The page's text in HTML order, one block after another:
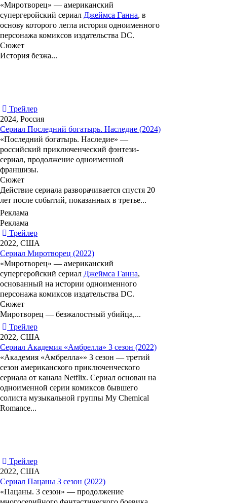
«Миротворец» — американский
супергеройский сериал Джеймса Ганна, в
основу которого легла история одноименного
персонажа комиксов издательства DC.
Сюжет
История безжа...
Трейлер
2024, Россия
Сериал Последний богатырь. Наследие (2024)
«Последний богатырь. Наследие» —
российский приключенческий фэнтези-
сериал, продолжение одноименной
франшизы.
Сюжет
Действие сериала разворачивается спустя 20
лет после событий, показанных в третье...
Реклама
Реклама
Трейлер
2022, США
Сериал Миротворец (2022)
«Миротворец» — американский
супергеройский сериал Джеймса Ганна,
основанный на истории одноименного
персонажа комиксов издательства DC.
Сюжет
Миротворец — безжалостный убийца,...
Трейлер
2022, США
Сериал Академия «Амбрелла» 3 сезон (2022)
«Академия «Амбрелла»» 3 сезон — третий
сезон американского приключенческого
сериала от канала Netflix. Сериал основан на
одноименной серии комиксов бывшего
солиста музыкальной группы My Chemical
Romance...
Трейлер
2022, США
Сериал Пацаны 3 сезон (2022)
«Пацаны. 3 сезон» — продолжение